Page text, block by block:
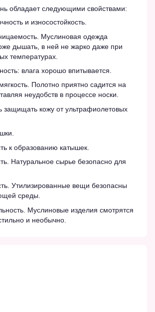
обладает следующими свойствами:
и износостойкость.
Муслиновая одежда
дышать, в ней не жарко даже при
температурах.
влага хорошо впитывается.
Полотно приятно садится на
неудобств в процессе носки.
защищать кожу от ультрафиолетовых
к образованию катышек.
Натуральное сырье безопасно для
Утилизированные вещи безопасны
среды.
Муслиновые изделия смотрятся
и необычно.